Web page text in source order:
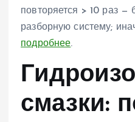
повторяется > 10 раз —
разборную систему;
подробнее.
смазки: